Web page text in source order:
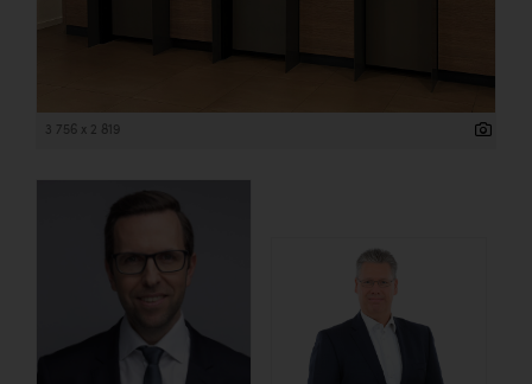
3 756 x 2 819